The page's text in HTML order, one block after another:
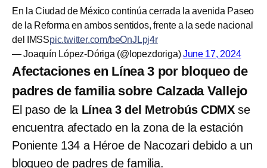
En la Ciudad de México continúa cerrada la avenida Paseo
de la Reforma en ambos sentidos, frente a la sede nacional
del IMSSpic.twitter.com/beOnJLpj4r
— Joaquín López-Dóriga (@lopezdoriga)June 17, 2024
Afectaciones en Línea 3 por bloqueo de
padres de familia sobre Calzada Vallejo
El paso de la Línea 3 del Metrobús CDMX se
encuentra afectado en la zona de la estación
Poniente 134 a Héroe de Nacozari debido a un
bloqueo de padres de familia.